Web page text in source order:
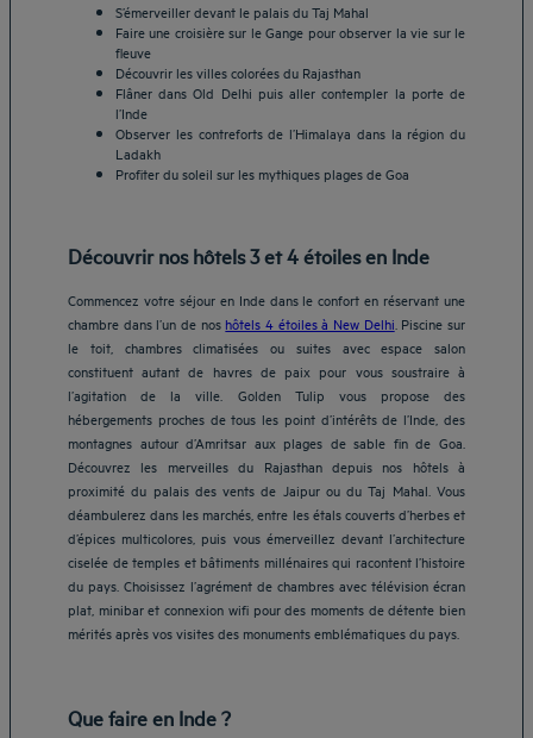
S’émerveiller devant le palais du Taj Mahal
Faire une croisière sur le Gange pour observer la vie sur le
fleuve
Découvrir les villes colorées du Rajasthan
Flâner dans Old Delhi puis aller contempler la porte de
l’Inde
Observer les contreforts de l’Himalaya dans la région du
Ladakh
Profiter du soleil sur les mythiques plages de Goa
Découvrir nos hôtels 3 et 4 étoiles en Inde
Commencez votre séjour en Inde dans le confort en réservant une
chambre dans l’un de nos hôtels 4 étoiles à New Delhi . Piscine sur
le toit, chambres climatisées ou suites avec espace salon
constituent autant de havres de paix pour vous soustraire à
l’agitation de la ville. Golden Tulip vous propose des
hébergements proches de tous les point d’intérêts de l’Inde, des
montagnes autour d’Amritsar aux plages de sable fin de Goa.
Découvrez les merveilles du Rajasthan depuis nos hôtels à
proximité du palais des vents de Jaipur ou du Taj Mahal. Vous
déambulerez dans les marchés, entre les étals couverts d’herbes et
d’épices multicolores, puis vous émerveillez devant l’architecture
ciselée de temples et bâtiments millénaires qui racontent l’histoire
du pays. Choisissez l’agrément de chambres avec télévision écran
plat, minibar et connexion wifi pour des moments de détente bien
mérités après vos visites des monuments emblématiques du pays.
Que faire en Inde ?